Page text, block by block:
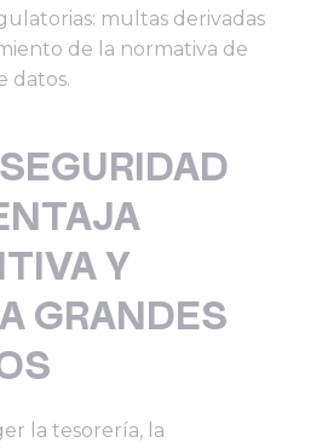
multas derivadas
de la normativa de
datos.
Y
GRANDES
la tesorería, la